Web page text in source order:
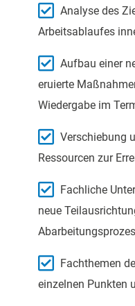
Analyse des
Arbeitsablaufes
Aufbau einer
eruierte
Wiedergabe im
Verschiebung
Ressourcen zur
Fachliche
neue
Fachthemen
einzelnen Punkten